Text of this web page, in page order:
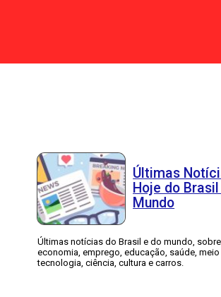
Últimas
Hoje do
Mundo
Últimas notícias do Brasil e do mundo,
economia, emprego, educação, saúde, meio
tecnologia, ciência, cultura e carros.